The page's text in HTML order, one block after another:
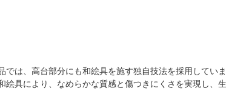
では、高台部分にも和絵具を施す独自技法を採用していま
絵具により、なめらかな質感と傷つきにくさを実現し、